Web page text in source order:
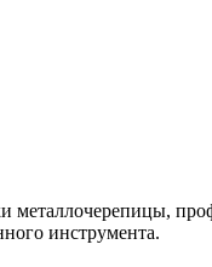
инструмента.